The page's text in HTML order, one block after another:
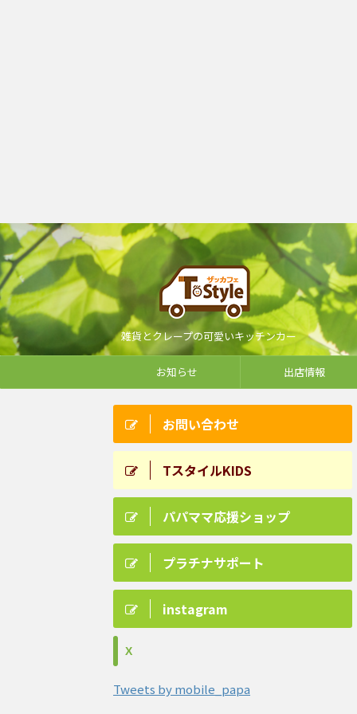
雑貨とクレープの可愛いキッチンカー
お知らせ 出店情報
お問い合わせ
TスタイルKIDS
パパママ応援ショップ
プラチナサポート
instagram
X
Tweets by mobile_papa